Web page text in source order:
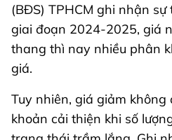
(BĐS) TPHCM ghi nhận
giai đoạn 2024-2025, giá
thang thì nay nhiều phân
giá.
Tuy nhiên, giá giảm
khoản cải thiện khi số